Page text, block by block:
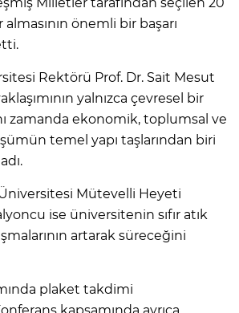
almasının önemli bir başarı
Rektörü Prof. Dr. Sait Mesut
yalnızca çevresel bir
zamanda ekonomik, toplumsal ve
temel yapı taşlarından biri
Mütevelli Heyeti
ise üniversitenin sıfır atık
artarak süreceğini
plaket takdimi